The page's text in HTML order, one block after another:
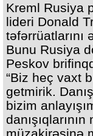
Kreml Rusiya
lideri Donald
təfərrüatlarını
Bunu Rusiya
Peskov
“Biz heç vaxt
getmirik.
bizim